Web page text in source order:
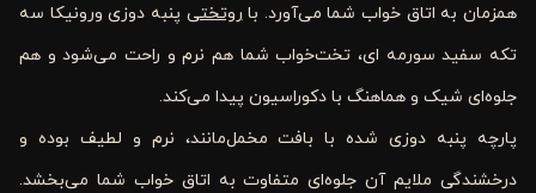
همزمان به اتاق خواب شما می‌آورد. با روتختی پنبه‌ دوزی ورونیکا سه‌
تکه سفید سورمه ‌ای، تخت‌خواب شما هم نرم و راحت می‌شود و هم
جلوه‌ای شیک و هماهنگ با دکوراسیون پیدا می‌کند.
پارچه پنبه دوزی شده با بافت مخمل‌مانند، نرم و لطیف بوده و
درخشندگی ملایم آن جلوه‌ای متفاوت به اتاق خواب شما می‌بخشد.